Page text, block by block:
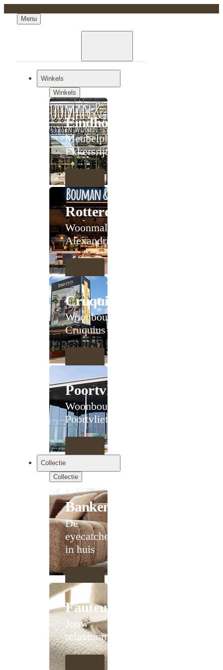
Menu
Winkels
Winkels
Eindhoven
Meubelplein
Ekkersrijt
Rotterdam
Woonmall
Alexandrium
Cruquius
Woonboulevard
Cruquius
Poortvliet
Woonboulevard
Poortvliet XXL
Collectie
Collectie
Banken
De
eyecatcher
in huis
Fauteuils
Jouw
relaxmoment